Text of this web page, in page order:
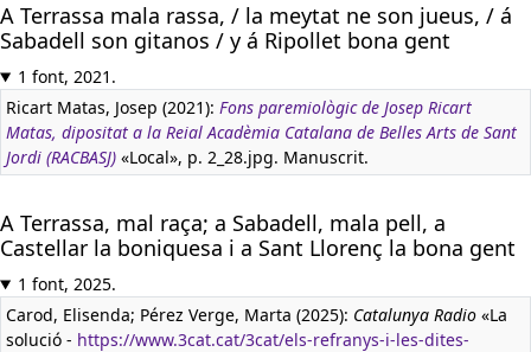
A Terrassa mala rassa, / la meytat ne son jueus, / á
Sabadell son gitanos / y á Ripollet bona gent
1 font, 2021.
Ricart Matas, Josep (2021): Fons paremiològic de Josep Ricart
Matas, dipositat a la Reial Acadèmia Catalana de Belles Arts de Sant
Jordi (RACBASJ) «Local», p. 2_28.jpg. Manuscrit.
A Terrassa, mal raça; a Sabadell, mala pell, a
Castellar la boniquesa i a Sant Llorenç la bona gent
1 font, 2025.
Carod, Elisenda; Pérez Verge, Marta (2025): Catalunya Radio «La
solució - https://www.3cat.cat/3cat/els-refranys-i-les-dites-